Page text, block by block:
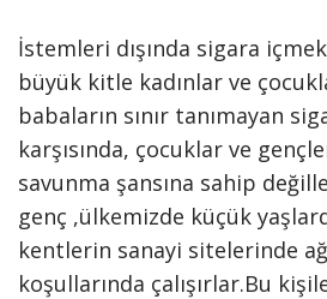
İstemleri dışında sigara
büyük kitle kadınlar ve
babaların sınır tanımayan
karşısında, çocuklar ve
savunma şansına sahip
genç ,ülkemizde küçük
kentlerin sanayi sitelerinde
koşullarında çalışırlar.Bu